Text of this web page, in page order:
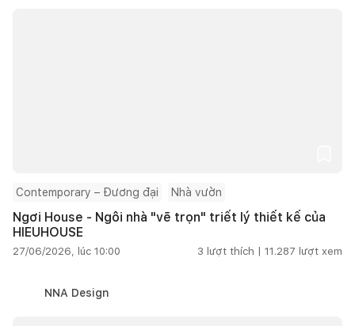
Contemporary – Đương đại Nhà vườn
Ngơi House - Ngôi nhà "vẽ trọn" triết lý thiết kế của
HIEUHOUSE
27/06/2026, lúc 10:00 3 lượt thích | 11.287 lượt xem
NNA Design